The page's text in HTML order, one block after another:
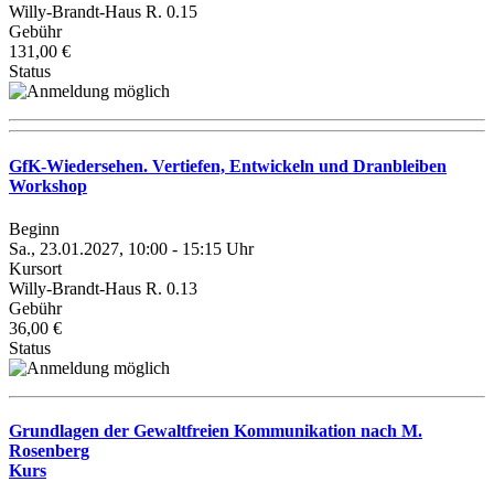
Willy-Brandt-Haus R. 0.15
Gebühr
131,00 €
Status
GfK-Wiedersehen. Vertiefen, Entwickeln und Dranbleiben
Workshop
Beginn
Sa., 23.01.2027, 10:00 - 15:15 Uhr
Kursort
Willy-Brandt-Haus R. 0.13
Gebühr
36,00 €
Status
Grundlagen der Gewaltfreien Kommunikation nach M.
Rosenberg
Kurs